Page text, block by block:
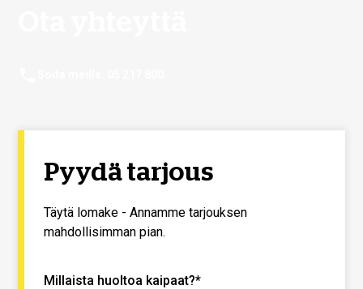
Pyydä tarjous
Täytä lomake - Annamme tarjouksen
mahdollisimman pian.
Millaista huoltoa kaipaat?*